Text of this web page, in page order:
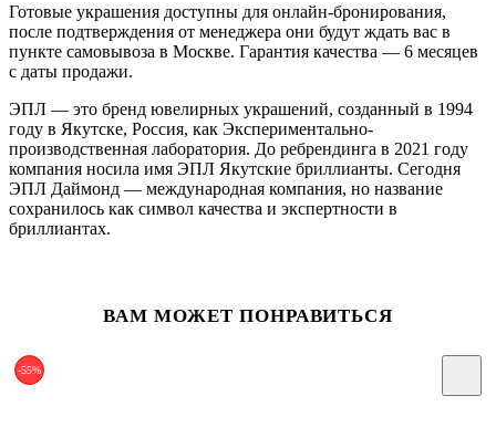
Готовые украшения доступны для онлайн-бронирования,
после подтверждения от менеджера они будут ждать вас в
пункте самовывоза в Москве. Гарантия качества — 6 месяцев
с даты продажи.
ЭПЛ — это бренд ювелирных украшений, созданный в 1994
году в Якутске, Россия, как Экспериментально-
производственная лаборатория. До ребрендинга в 2021 году
компания носила имя ЭПЛ Якутские бриллианты. Сегодня
ЭПЛ Даймонд — международная компания, но название
сохранилось как символ качества и экспертности в
бриллиантах.
ВАМ МОЖЕТ ПОНРАВИТЬСЯ
-55%